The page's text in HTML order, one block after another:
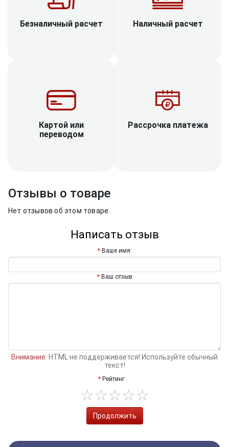
Безналичный расчет Наличный расчет
Картой или
переводом
Рассрочка платежа
Отзывы о товаре
Нет отзывов об этом товаре.
Написать отзыв
Ваше имя:
Ваш отзыв
Внимание: HTML не поддерживается! Используйте обычный
текст!
Рейтинг
Продолжить